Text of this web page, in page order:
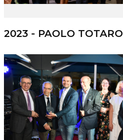
2023 - PAOLO TOTARO